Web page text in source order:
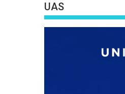
UAS